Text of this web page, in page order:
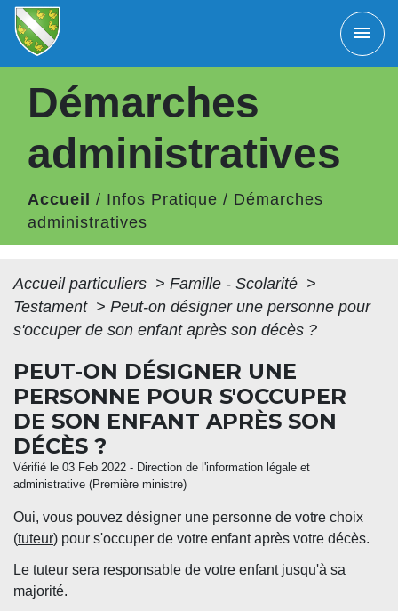
menu
Démarches
administratives
Accueil / Infos Pratique / Démarches
administratives
Accueil particuliers > Famille - Scolarité >
Testament > Peut-on désigner une personne pour
s'occuper de son enfant après son décès ?
PEUT-ON DÉSIGNER UNE
PERSONNE POUR S'OCCUPER
DE SON ENFANT APRÈS SON
DÉCÈS ?
Vérifié le 03 Feb 2022 - Direction de l'information légale et
administrative (Première ministre)
Oui, vous pouvez désigner une personne de votre choix
(tuteur) pour s'occuper de votre enfant après votre décès.
Le tuteur sera responsable de votre enfant jusqu'à sa
majorité.